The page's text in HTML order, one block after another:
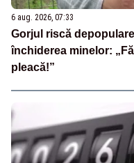
6 aug. 2026, 07:33
Gorjul riscă
închiderea minelor:
pleacă!”